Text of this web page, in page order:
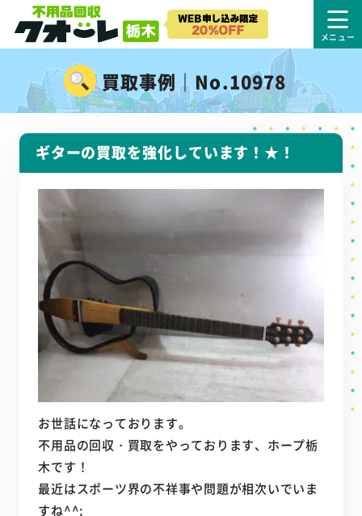
買取事例｜No.10978
ギターの買取を強化しています！★！
お世話になっております。
不用品の回収・買取をやっております、ホープ栃
木です！
最近はスポーツ界の不祥事や問題が相次いでいま
すね^^;